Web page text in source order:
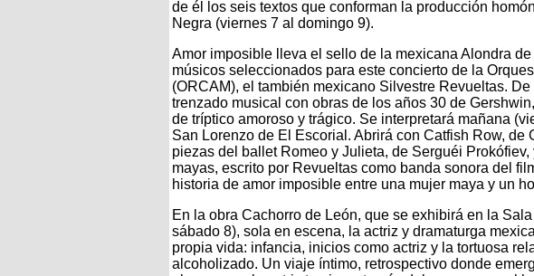
de él los seis textos que conforman la producción
Negra (viernes 7 al domingo 9).
Amor imposible lleva el sello de la mexicana Alondra
músicos seleccionados para este concierto de la
(ORCAM), el también mexicano Silvestre Revueltas.
trenzado musical con obras de los años 30 de
de tríptico amoroso y trágico. Se interpretará mañana
San Lorenzo de El Escorial. Abrirá con Catfish Row, de
piezas del ballet Romeo y Julieta, de Serguéi
mayas, escrito por Revueltas como banda sonora del
historia de amor imposible entre una mujer maya y un
En la obra Cachorro de León, que se exhibirá en la
sábado 8), sola en escena, la actriz y dramaturga
propia vida: infancia, inicios como actriz y la tortuosa
alcoholizado. Un viaje íntimo, retrospectivo donde